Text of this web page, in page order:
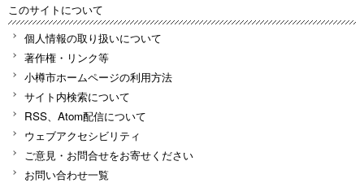
このサイトについて
個人情報の取り扱いについて
著作権・リンク等
小樽市ホームページの利用方法
サイト内検索について
RSS、Atom配信について
ウェブアクセシビリティ
ご意見・お問合せをお寄せください
お問い合わせ一覧